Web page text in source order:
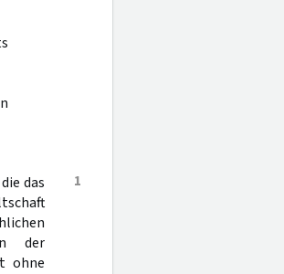
1
das
der
ohne